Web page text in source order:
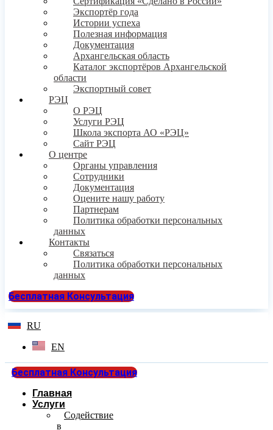
Экспортёр года
Истории успеха
Полезная информация
Документация
Архангельская область
Каталог экспортёров Архангельской
области
Экспортный совет
РЭЦ
О РЭЦ
Услуги РЭЦ
Школа экспорта АО «РЭЦ»
Сайт РЭЦ
О центре
Органы управления
Сотрудники
Документация
Оцените нашу работу
Партнерам
Политика обработки персональных
данных
Контакты
Связаться
Политика обработки персональных
данных
Бесплатная Консультация
RU
EN
Бесплатная Консультация
Главная
Услуги
Содействие
в